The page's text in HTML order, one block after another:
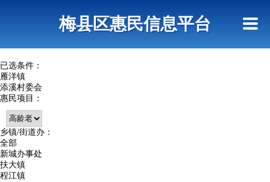
查询指引梅县区惠民信息平台
已选条件：
雁洋镇
添溪村委会
惠民项目：
乡镇/街道办：
全部
新城办事处
扶大镇
程江镇